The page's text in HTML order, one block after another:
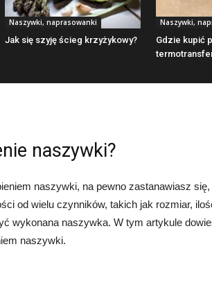
Naszywki, naprasowanki
Jak się szyję ścieg krzyżykowy?
Naszywki,
Gdzie kupić
naszywki?
naszywki, na pewno zastanawiasz
od wielu czynników, takich jak rozmiar,
wykonana naszywka. W tym artykule
naszywki.